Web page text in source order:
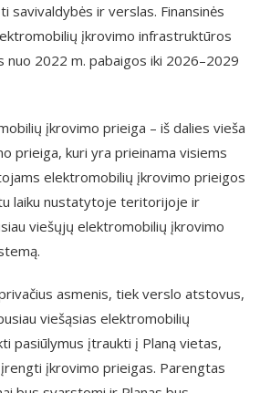
savivaldybės ir verslas. Finansinės
įkrovimo infrastruktūros
nuo 2022 m. pabaigos iki 2026–2029
įkrovimo prieiga – iš dalies vieša
prieiga, kuri yra prieinama visiems
elektromobilių įkrovimo prieigos
laiku nustatytoje teritorijoje ir
viešųjų elektromobilių įkrovimo
asmenis, tiek verslo atstovus,
viešąsias elektromobilių
pasiūlymus įtraukti į Planą vietas,
įkrovimo prieigas. Parengtas